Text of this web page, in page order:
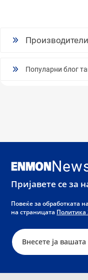
Производители
Популарни блог
Пријавете се за
Повеќе за обработката
на страницата Политика